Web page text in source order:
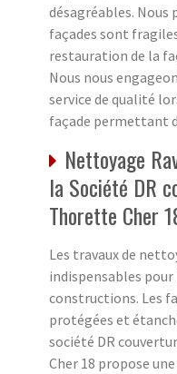
désagréables. Nous
façades sont
restauration de la
Nous nous
service de qualité
façade permettant
Nettoyage
la Société DR
Thorette Cher
Les travaux de
indispensables
constructions. Les
protégées et
société DR
Cher 18 propose